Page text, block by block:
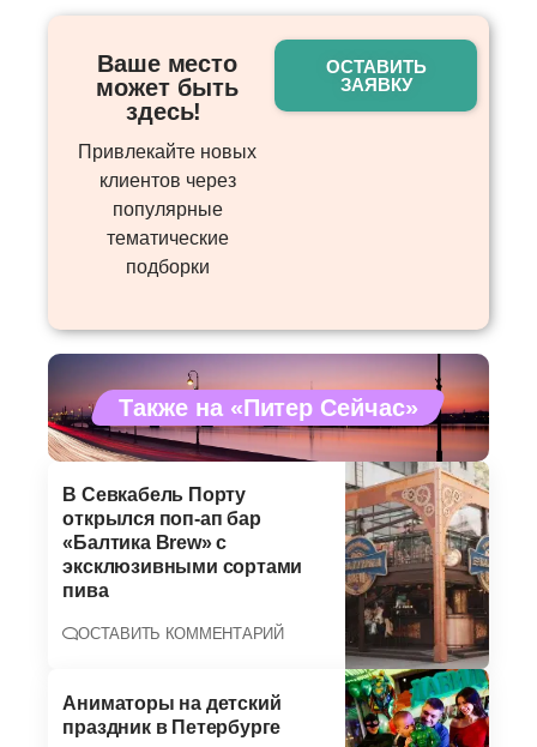
Ваше место
может быть
здесь! ​
Привлекайте новых
клиентов через
популярные
тематические
подборки
ОСТАВИТЬ
ЗАЯВКУ
Также на «Питер Сейчас»
В Севкабель Порту
открылся поп-ап бар
«Балтика Brew» с
эксклюзивными сортами
пива
ОСТАВИТЬ КОММЕНТАРИЙ
Аниматоры на детский
праздник в Петербурге